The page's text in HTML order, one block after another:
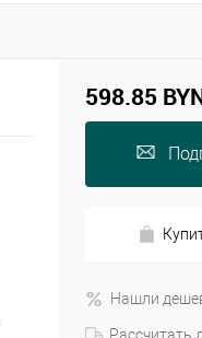
598.85
Нашли